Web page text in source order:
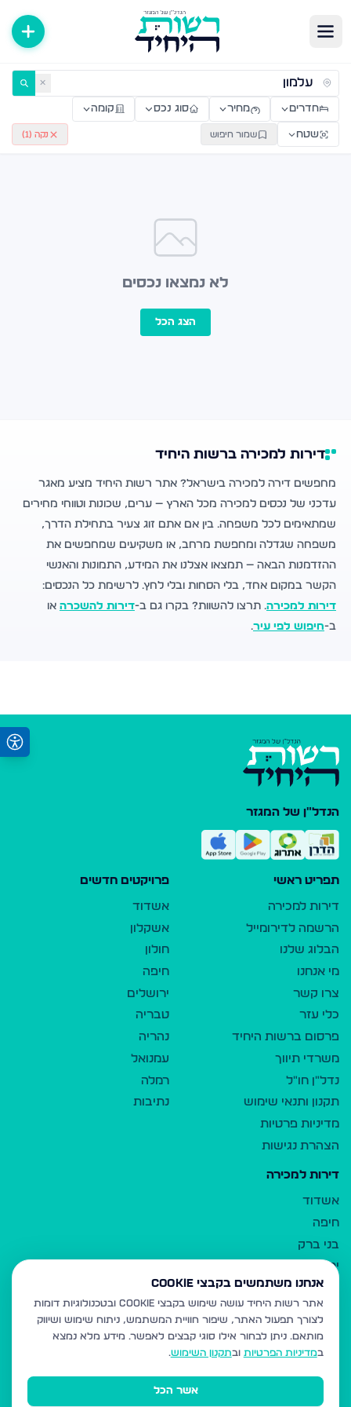
דירות למכירה ולהשכרה — רשות היחיד ✕
חדרים מחיר סוג נכס קומה
שטח שמור חיפוש נקה ( 1
)
לא נמצאו נכסים
הצג הכל
דירות למכירה ברשות היחיד
מחפשים דירה למכירה בישראל? אתר רשות היחיד מציע מאגר
עדכני של נכסים למכירה מכל הארץ — ערים, שכונות וטווחי מחירים
שמתאימים לכל משפחה. בין אם אתם זוג צעיר בתחילת הדרך,
משפחה שגדלה ומחפשת מרחב, או משקיעים שמחפשים את
ההזדמנות הבאה — תמצאו אצלנו את המידע, התמונות והאנשי
הקשר במקום אחד, בלי הסחות ובלי לחץ. לרשימת כל הנכסים:
דירות למכירה. תרצו להשוות? בקרו גם ב-דירות להשכרה או
ב-חיפוש לפי עיר.
הנדל"ן של המגזר
תפריט ראשי
דירות למכירה
הרשמה לדירומייל
הבלוג שלנו
מי אנחנו
צרו קשר
כלי עזר
פרסום ברשות היחיד
משרדי תיווך
נדל"ן חו"ל
תקנון ותנאי שימוש
מדיניות פרטיות
הצהרת נגישות
פרויקטים חדשים
אשדוד
אשקלון
חולון
חיפה
ירושלים
טבריה
נהריה
עמנואל
רמלה
נתיבות
דירות למכירה
אשדוד
חיפה
בני ברק
ירושלים
אלעד
גבעת זאב
בית שמש
רכסים
מודיעין עילית
אנחנו משתמשים בקבצי Cookie
אתר רשות היחיד עושה שימוש בקבצי Cookie ובטכנולוגיות דומות
לצורך תפעול האתר, שיפור חוויית המשתמש, ניתוח שימוש ושיווק
מותאם. ניתן לבחור אילו סוגי קבצים לאפשר. מידע מלא נמצא
במדיניות הפרטיות ובתקנון השימוש.
אשר הכל